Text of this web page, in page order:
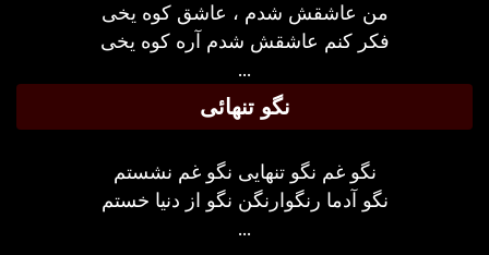
من عاشقش شدم ، عاشق کوه یخی
فکر کنم عاشقش شدم آره کوه یخی
نگو تنهائی
نگو غم نگو تنهایی نگو غم نشستم
نگو آدما رنگوارنگن نگو از دنیا خستم